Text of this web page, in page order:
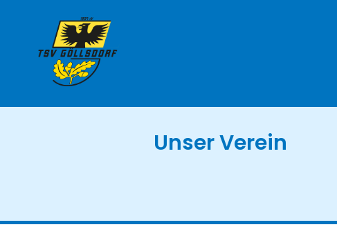
Unser Verein